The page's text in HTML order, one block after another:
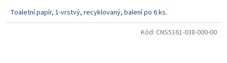
Toaletní papír, 1-vrstvý, recyklovaný, balení po 6 ks.
Kód: CNS5161-038-000-00